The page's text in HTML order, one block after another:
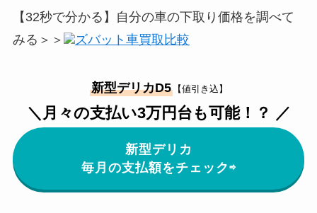
【32秒で分かる】自分の車の下取り価格を調べて
みる＞＞
ズバット車買取比較
新型デリカD5【値引き込】
＼月々の支払い3万円台も可能！？ ／
新型デリカ
毎月の支払額をチェック⇨